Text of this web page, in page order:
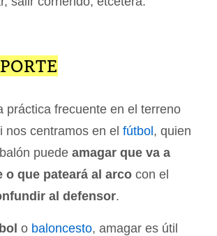
práctica frecuente en el terreno
nos centramos en el fútbol, quien
puede amagar que va a
o que pateará al arco con el
al defensor.
o baloncesto, amagar es útil